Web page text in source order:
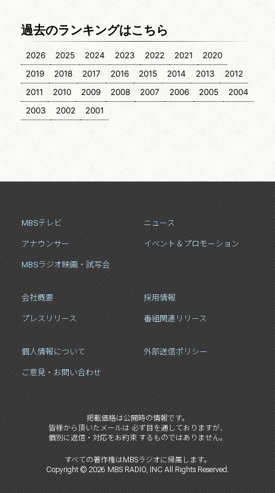
過去のランキングはこちら
2026 2025 2024 2023 2022 2021
2020
2019
2018 2017 2016 2015 2014 2013
2012
2011
2010 2009 2008 2007 2006 2005
2004
2003
2002 2001
MBSテレビ ニュース
アナウンサー イベント＆プロモーション
MBSラジオ映画・試写会
会社概要 採用情報
プレスリリース 番組関連リリース
個人情報について 外部送信ポリシー
ご意見・お問い合わせ
掲載価格は公開時の情報です。
皆様から頂いたメールは 必ず目を通しておりますが、
個別に返信・対応をお約束 するものではありません。
すべての著作権はMBSラジオに帰属します。
Copyright © 2026 MBS RADIO, INC All Rights Reserved.